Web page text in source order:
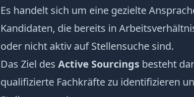
Es handelt sich um eine gezielte
Kandidaten, die bereits in
oder nicht aktiv auf Stellensuche sind.
Das Ziel des Active Sourcings besteht
qualifizierte Fachkräfte zu identifizieren